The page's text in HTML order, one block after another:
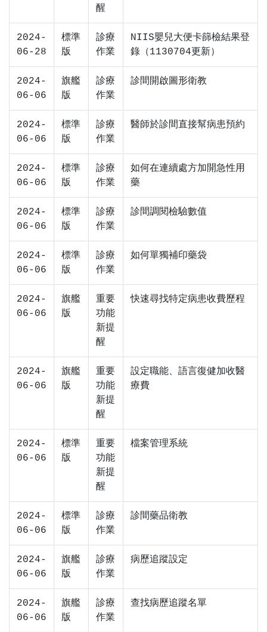
醒
2024-
06-28
標準
版
診療
作業
NIIS嬰兒大便卡篩檢結果登
錄（1130704更新）
2024-
06-06
旗艦
版
診療
作業
診間開啟圖形衛教
2024-
06-06
標準
版
診療
作業
醫師於診間直接幫病患預約
2024-
06-06
標準
版
診療
作業
如何在連續處方加開急性用
藥
2024-
06-06
標準
版
診療
作業
診間調閱檢驗數值
2024-
06-06
標準
版
診療
作業
如何單獨補印藥袋
2024-
06-06
旗艦
版
重要
功能
新提
醒
快速尋找特定病患收費歷程
2024-
06-06
旗艦
版
重要
功能
新提
醒
設定職能、語言復健加收醫
療費
2024-
06-06
標準
版
重要
功能
新提
醒
檔案管理系統
2024-
06-06
標準
版
診療
作業
診間藥品衛教
2024-
06-06
旗艦
版
診療
作業
病歷追蹤設定
2024-
06-06
旗艦
版
診療
作業
查找病歷追蹤名單